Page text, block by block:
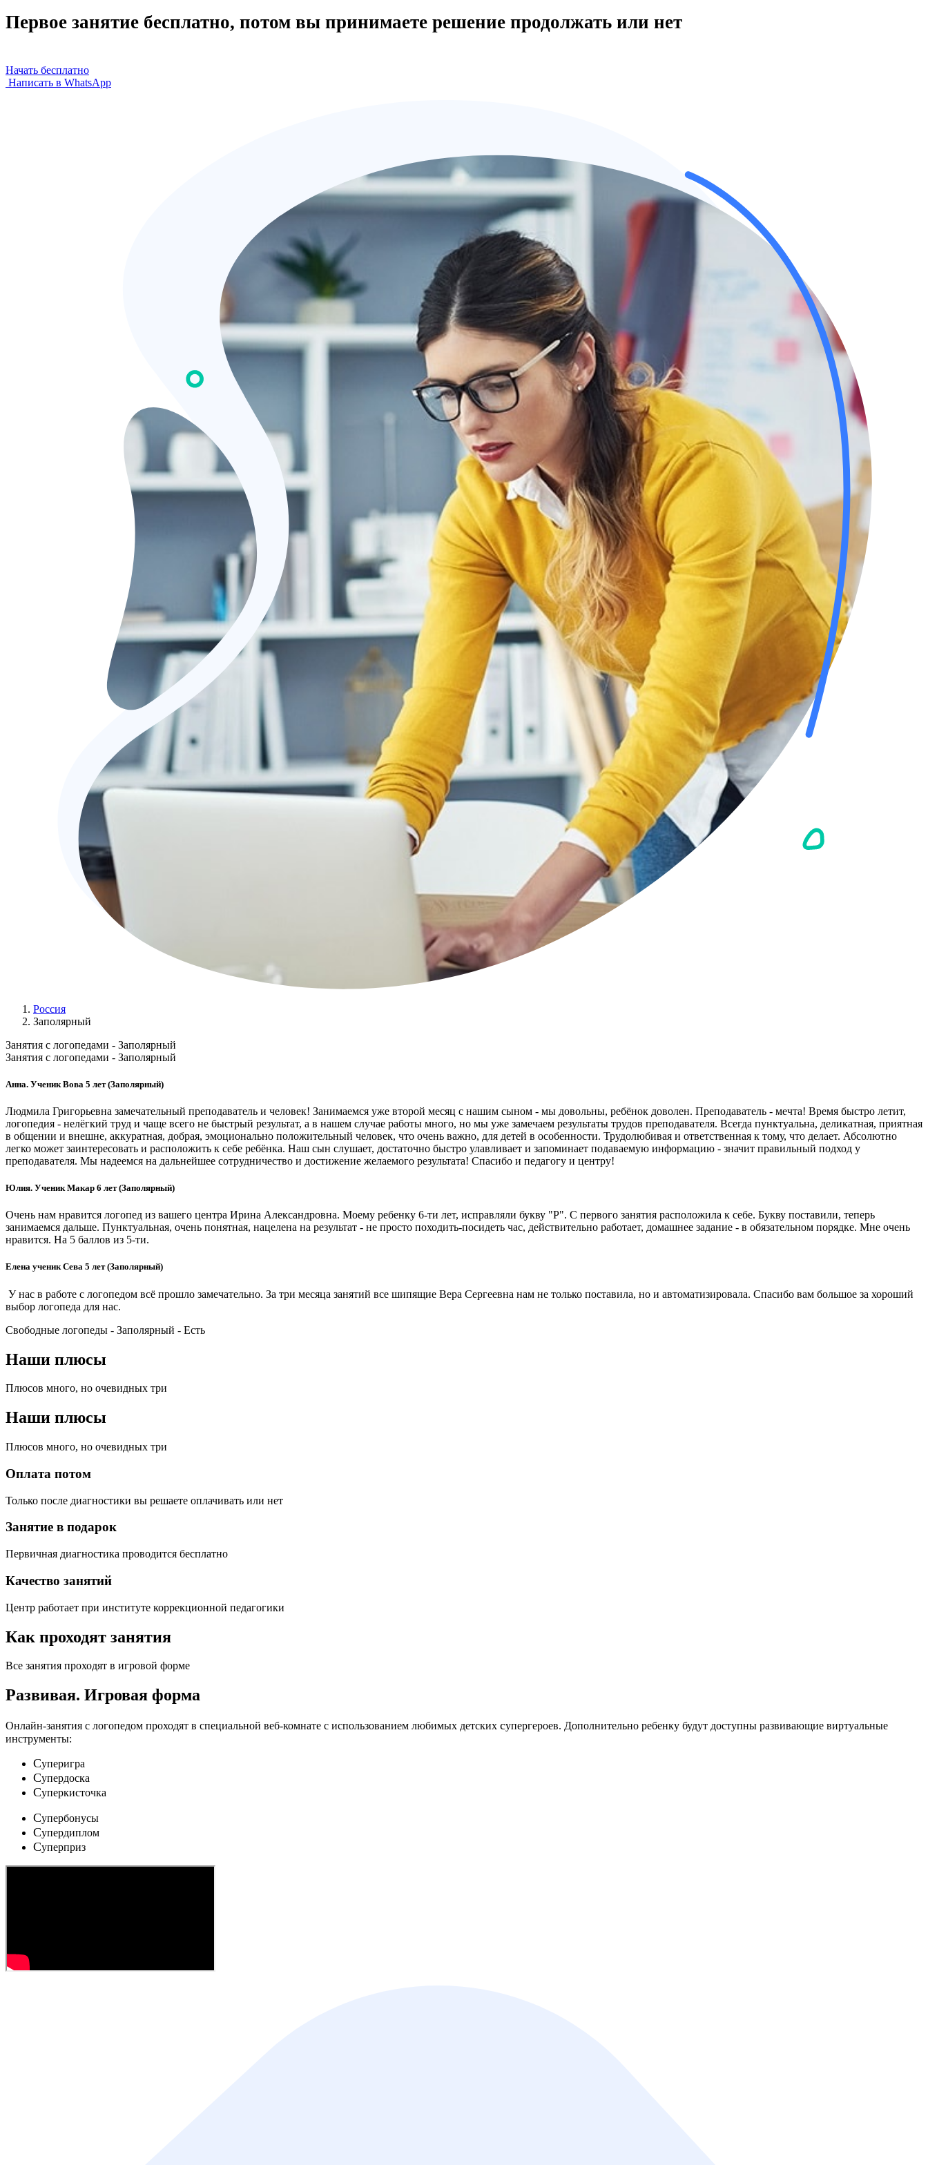
Первое занятие бесплатно, потом вы принимаете решение продолжать или нет
Начать бесплатно
Написать в WhatsApp
Россия
Заполярный
Занятия с логопедами - Заполярный
Занятия с логопедами - Заполярный
Анна. Ученик Вова 5 лет (Заполярный)
Людмила Григорьевна замечательный преподаватель и человек! Занимаемся уже второй месяц с нашим сыном - мы довольны, ребёнок доволен. Преподаватель - мечта! Время быстро летит,
логопедия - нелёгкий труд и чаще всего не быстрый результат, а в нашем случае работы много, но мы уже замечаем результаты трудов преподавателя. Всегда пунктуальна, деликатная, приятная
в общении и внешне, аккуратная, добрая, эмоционально положительный человек, что очень важно, для детей в особенности. Трудолюбивая и ответственная к тому, что делает. Абсолютно
легко может заинтересовать и расположить к себе ребёнка. Наш сын слушает, достаточно быстро улавливает и запоминает подаваемую информацию - значит правильный подход у
преподавателя. Мы надеемся на дальнейшее сотрудничество и достижение желаемого результата! Спасибо и педагогу и центру!
Юлия. Ученик Макар 6 лет (Заполярный)
Очень нам нравится логопед из вашего центра Ирина Александровна. Моему ребенку 6-ти лет, исправляли букву "Р". С первого занятия расположила к себе. Букву поставили, теперь
занимаемся дальше. Пунктуальная, очень понятная, нацелена на результат - не просто походить-посидеть час, действительно работает, домашнее задание - в обязательном порядке. Мне очень
нравится. На 5 баллов из 5-ти.
Елена ученик Сева 5 лет (Заполярный)
У нас в работе с логопедом всё прошло замечательно. За три месяца занятий все шипящие Вера Сергеевна нам не только поставила, но и автоматизировала. Спасибо вам большое за хороший
выбор логопеда для нас.
Свободные логопеды - Заполярный - Есть
Наши плюсы
Плюсов много, но очевидных три
Наши плюсы
Плюсов много, но очевидных три
Оплата потом
Только после диагностики вы решаете оплачивать или нет
Занятие в подарок
Первичная диагностика проводится бесплатно
Качество занятий
Центр работает при институте коррекционной педагогики
Как проходят занятия
Все занятия проходят в игровой форме
Развивая. Игровая форма
Онлайн-занятия с логопедом проходят в специальной веб-комнате с использованием любимых детских cупергероев. Дополнительно ребенку будут доступны развивающие виртуальные
инструменты:
Cуперигра
Cупердоска
Cуперкисточка
Cупербонусы
Cупердиплом
Cуперприз